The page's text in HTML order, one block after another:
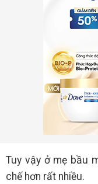
Tuy vậy ở mẹ bầu
chế hơn rất nhiều.